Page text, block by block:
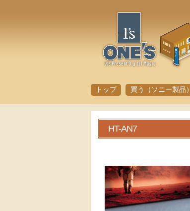
トップ 買う（ソニー製品）
HT-AN7